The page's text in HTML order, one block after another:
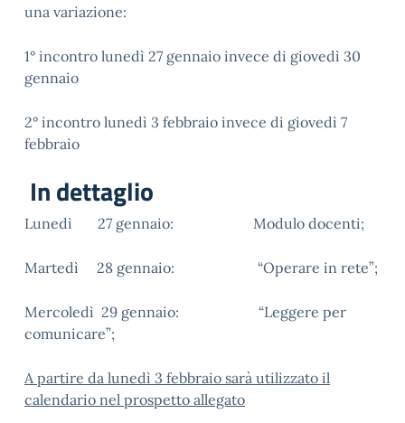
una variazione:
1° incontro lunedì 27 gennaio invece di giovedì 30
gennaio
2° incontro lunedì 3 febbraio invece di giovedì 7
febbraio
In dettaglio
Lunedì 27 gennaio: Modulo docenti;
Martedì 28 gennaio: “Operare in rete”;
Mercoledì 29 gennaio: “Leggere per
comunicare”;
A partire da lunedì 3 febbraio sarà utilizzato il
calendario nel prospetto allegato